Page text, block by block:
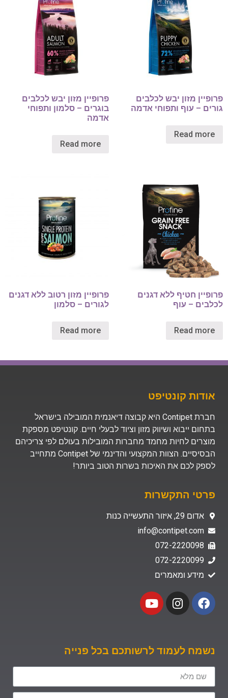
פרופיין מזון יבש לכלבים
גורים – עוף ותפוחי אדמה
Read more
פרופיין מזון יבש לכלבים
בוגרים – סלמון ותפוחי
אדמה
Read more
פרופיין חטיף ללא דגנים
לכלבים – עוף
Read more
פרופיין מזון רטוב ללא דגנים
לגורים – סלמון
Read more
אודות קונטיפט
חברת Contipet היא קבוצה דיאנמית המובילה בישראל
בתחום ייבוא ושיווק מזון וציוד לבעלי חיים. קונטיפט מספקת
מוצרים לחיות מחמד מחברות המובילות בעולם לפי צריכיהם
הבסיסיים. הצוות המקצועי והדינמי של Contipet מתחייב
לספק לכם את האיכות בשרות הטוב ביותר!
פרטי התקשרות
אדום 29, איזור התעשייה כנות
info@contipet.com
072-2220098
072-2220099
מידע ומאמרים
נשמח לעמוד לרשותכם בכל פנייה